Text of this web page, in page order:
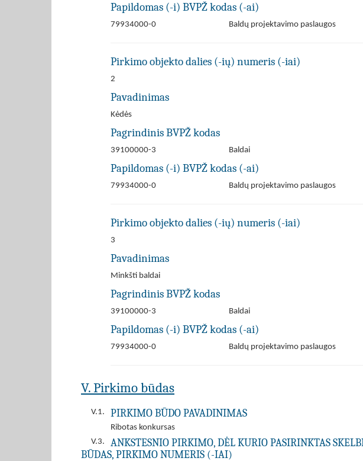
Papildomas (-i) BVPŽ kodas (-ai)
79934000-0 Baldų projektavimo paslaugos
Pirkimo objekto dalies (-ių) numeris (-iai)
2
Pavadinimas
Kėdės
Pagrindinis BVPŽ kodas
39100000-3 Baldai
Papildomas (-i) BVPŽ kodas (-ai)
79934000-0 Baldų projektavimo paslaugos
Pirkimo objekto dalies (-ių) numeris (-iai)
3
Pavadinimas
Minkšti baldai
Pagrindinis BVPŽ kodas
39100000-3 Baldai
Papildomas (-i) BVPŽ kodas (-ai)
79934000-0 Baldų projektavimo paslaugos
V. Pirkimo būdas
V.1. PIRKIMO BŪDO PAVADINIMAS
Ribotas konkursas
V.3.
ANKSTESNIO PIRKIMO, DĖL KURIO PASIRINKTAS
BŪDAS, PIRKIMO NUMERIS (-IAI)